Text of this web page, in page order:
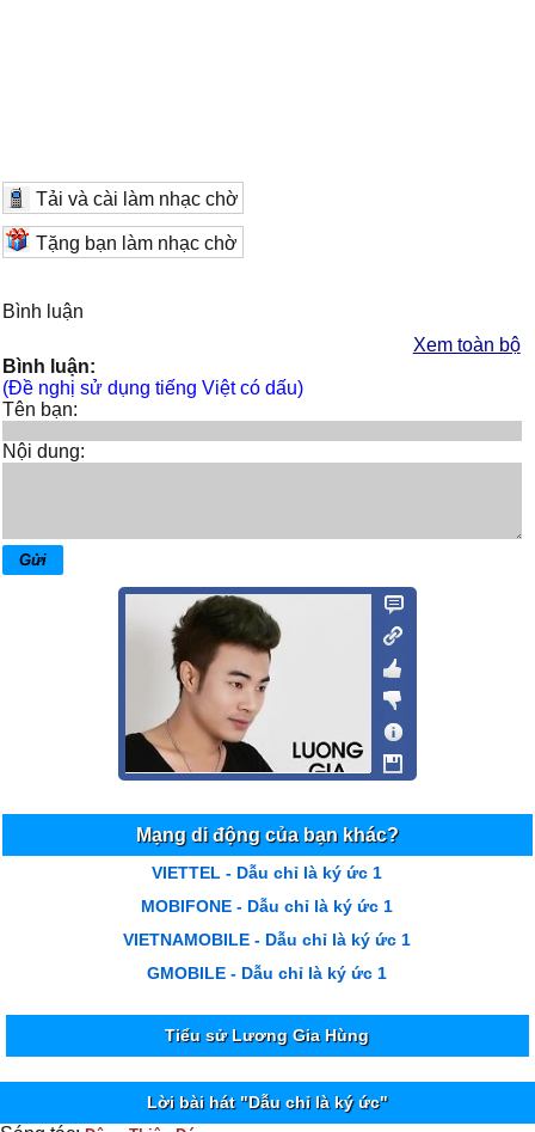
Tải và cài làm nhạc chờ
Tặng bạn làm nhạc chờ
Bình luận
Xem toàn bộ
Bình luận:
(Đề nghị sử dụng tiếng Việt có dấu)
Tên bạn:
Nội dung:
Mạng di động của bạn khác?
VIETTEL - Dẫu chỉ là ký ức 1
MOBIFONE - Dẫu chỉ là ký ức 1
VIETNAMOBILE - Dẫu chỉ là ký ức 1
GMOBILE - Dẫu chỉ là ký ức 1
Tiểu sử Lương Gia Hùng
Lời bài hát "Dẫu chỉ là ký ức"